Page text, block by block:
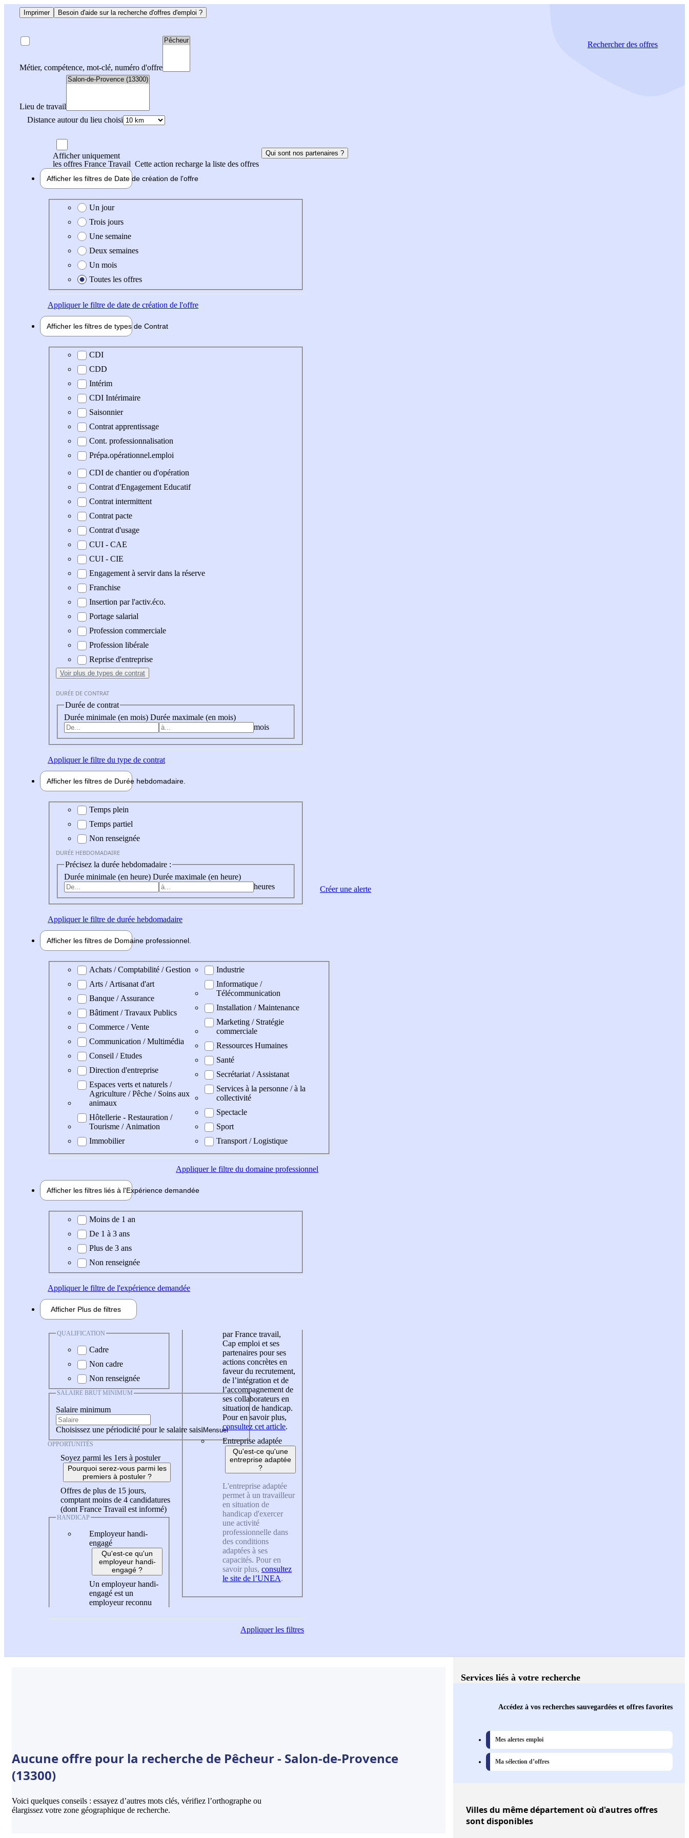
Imprimer Besoin d'aide sur la recherche d'offres d'emploi ?
Métier, compétence, mot-clé, numéro d'offre
Lieu de travail
Distance autour du lieu choisi
Rechercherdes offres
Afficher uniquement
les offres France Travail Cette action recharge la liste des offres
Qui sont nos partenaires ?
Afficher les filtres de Date de création de l'offre
Date de création de l'offre
Un jour
Trois jours
Une semaine
Deux semaines
Un mois
Toutes les offres
Appliquerle filtre de date de création de l'offre
Afficher les filtres de types de Contrat
Type de contrat
CDI
CDD
Intérim
CDI Intérimaire
Saisonnier
Contrat apprentissage
Cont. professionnalisation
Prépa.opérationnel.emploi
CDI de chantier ou d'opération
Contrat d'Engagement Educatif
Contrat intermittent
Contrat pacte
Contrat d'usage
CUI - CAE
CUI - CIE
Engagement à servir dans la réserve
Franchise
Insertion par l'activ.éco.
Portage salarial
Profession commerciale
Profession libérale
Reprise d'entreprise
Voir plus de types de contrat
DURÉE DE CONTRAT
Durée de contrat
Durée minimale (en mois) Durée maximale (en mois)
mois
Appliquerle filtre du type de contrat
Afficher les filtres de Durée hebdomadaire
Durée hebdomadaire
Temps plein
Temps partiel
Non renseignée
DURÉE HEBDOMADAIRE
Précisez la durée hebdomadaire :
Durée minimale (en heure) Durée maximale (en heure)
heures
Appliquerle filtre de durée hebdomadaire
Afficher les filtres de Domaine professionnel
Domaine professionel
Achats / Comptabilité / Gestion
Arts / Artisanat d'art
Banque / Assurance
Bâtiment / Travaux Publics
Commerce / Vente
Communication / Multimédia
Conseil / Etudes
Direction d'entreprise
Espaces verts et naturels /
Agriculture / Pêche / Soins aux
animaux
Hôtellerie - Restauration /
Tourisme / Animation
Immobilier
Industrie
Informatique /
Télécommunication
Installation / Maintenance
Marketing / Stratégie
commerciale
Ressources Humaines
Santé
Secrétariat / Assistanat
Services à la personne / à la
collectivité
Spectacle
Sport
Transport / Logistique
Appliquerle filtre du domaine professionnel
Afficher les filtres liés à l'Expérience demandée
Expérience demandée
Moins de 1 an
De 1 à 3 ans
Plus de 3 ans
Non renseignée
Appliquerle filtre de l'expérience demandée
Afficher Plus de filtres
QUALIFICATION
Cadre
Non cadre
Non renseignée
SALAIRE BRUT MINIMUM
Salaire minimum
Choisissez une périodicité pour le salaire saisi
OPPORTUNITÉS
Soyez parmi les 1ers à postuler
Pourquoi serez-vous parmi les
premiers à postuler ?
Offres de plus de 15 jours,
comptant moins de 4 candidatures
(dont France Travail est informé)
HANDICAP
Employeur handi-
engagé
Qu'est-ce qu'un
employeur handi-
engagé ?
Un employeur handi-
engagé est un
employeur reconnu
par France travail,
Cap emploi et ses
partenaires pour ses
actions concrètes en
faveur du recrutement,
de l’intégration et de
l’accompagnement de
ses collaborateurs en
situation de handicap.
Pour en savoir plus,
consultez cet article.
Entreprise adaptée
Qu'est-ce qu'une
entreprise adaptée
?
L'entreprise adaptée
permet à un travailleur
en situation de
handicap d'exercer
une activité
professionnelle dans
des conditions
adaptées à ses
capacités. Pour en
savoir plus, consultez
le site de l’UNEA.
Appliquerles filtres
Créer une alerte
Aucune offre pour la recherche de Pêcheur - Salon-de-Provence
(13300)
Voici quelques conseils : essayez d’autres mots clés, vérifiez l’orthographe ou
élargissez votre zone géographique de recherche.
Services liés à votre recherche
Accédez à vos recherches sauvegardées et offres favorites
Mes alertes emploi
Ma sélection d’offres
Villesdu même département où d'autres offres
sont disponibles